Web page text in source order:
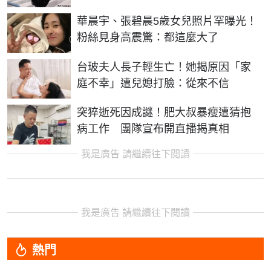
華晨宇、張碧晨5歲女兒照片罕曝光！
粉絲見身高震驚：都這麼大了
台玻夫人長子輕生亡！她揭原因「家
庭不幸」遭兒媳打臉：從來不信
突猝逝死因成謎！肥大叔暴瘦遭猜抱
病工作 團隊宣布開直播揭真相
我是廣告 請繼續往下閱讀
我是廣告 請繼續往下閱讀
熱門